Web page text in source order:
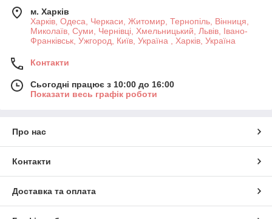
м. Харків
Харків, Одеса, Черкаси, Житомир, Тернопіль, Вінниця,
Миколаїв, Суми, Чернівці, Хмельницький, Львів, Івано-
Франківськ, Ужгород, Київ, Україна , Харків, Україна
Контакти
Сьогодні працює з 10:00 до 16:00
Показати весь графік роботи
Про нас
Контакти
Доставка та оплата